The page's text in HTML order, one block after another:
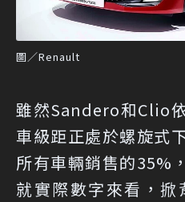
圖／Renault
雖然Sandero和Clio
車級距正處於螺旋式
所有車輛銷售的35%
就實際數字來看，掀